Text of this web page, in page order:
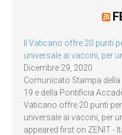
Il Vaticano offre 20 punti
universale ai vaccini, per
Dicembre 29, 2020
Comunicato Stampa
19 e della Pontificia
Vaticano offre 20 punti
universale ai vaccini, per
appeared first on ZENIT -